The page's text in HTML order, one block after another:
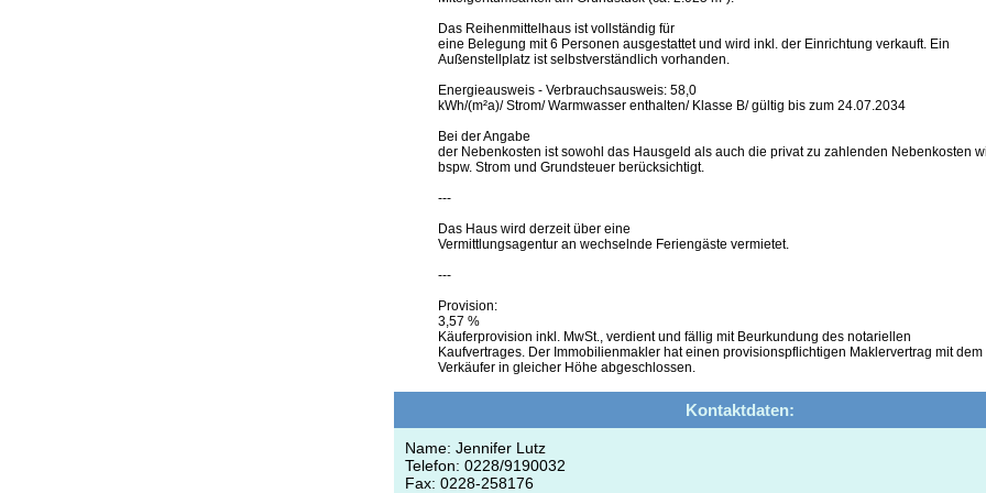
Das Reihenmittelhaus ist vollständig für
eine Belegung mit 6 Personen ausgestattet und wird inkl. der Einrichtung verkauft. Ein
Außenstellplatz ist selbstverständlich vorhanden.
Energieausweis - Verbrauchsausweis: 58,0
kWh/(m²a)/ Strom/ Warmwasser enthalten/ Klasse B/ gültig bis zum 24.07.2034
Bei der Angabe
der Nebenkosten ist sowohl das Hausgeld als auch die privat zu zahlenden Nebenkosten
bspw. Strom und Grundsteuer berücksichtigt.
---
Das Haus wird derzeit über eine
Vermittlungsagentur an wechselnde Feriengäste vermietet.
---
Provision:
3,57 %
Käuferprovision inkl. MwSt., verdient und fällig mit Beurkundung des notariellen
Kaufvertrages. Der Immobilienmakler hat einen provisionspflichtigen Maklervertrag mit dem
Verkäufer in gleicher Höhe abgeschlossen.
Kontaktdaten:
Name: Jennifer Lutz
Telefon: 0228/9190032
Fax: 0228-258176